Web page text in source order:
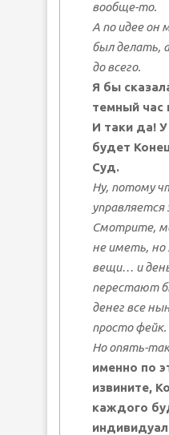
вообще-то.
А по идее он
был делать,
до всего.
Я бы
темный час
И таки да! У
будет
Суд.
Ну, потому
Смотрите,
не иметь,
вещи… и
перестают
денег все
просто фейк.
Но опять-
именно по
извините,
каждого